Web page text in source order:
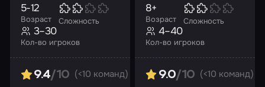
Возраст
5-12
Сложность
Кол-во игроков
3–30
9.4/10 (<10 команд)
Возраст
8+
Сложность
Кол-во игроков
4–40
9.0/10 (<10 команд)